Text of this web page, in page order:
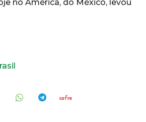
no América, do México, levou